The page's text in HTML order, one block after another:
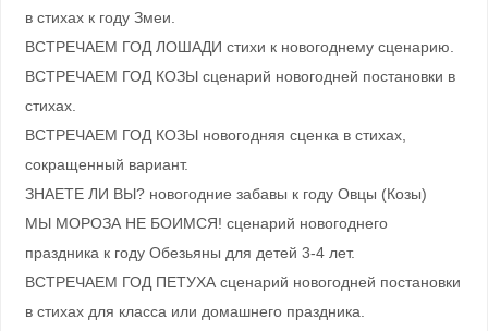
в стихах к году Змеи.
ВСТРЕЧАЕМ ГОД ЛОШАДИ стихи к новогоднему сценарию.
ВСТРЕЧАЕМ ГОД КОЗЫ сценарий новогодней постановки в
стихах.
ВСТРЕЧАЕМ ГОД КОЗЫ новогодняя сценка в стихах,
сокращенный вариант.
ЗНАЕТЕ ЛИ ВЫ? новогодние забавы к году Овцы (Козы)
МЫ МОРОЗА НЕ БОИМСЯ! сценарий новогоднего
праздника к году Обезьяны для детей 3-4 лет.
ВСТРЕЧАЕМ ГОД ПЕТУХА сценарий новогодней постановки
в стихах для класса или домашнего праздника.